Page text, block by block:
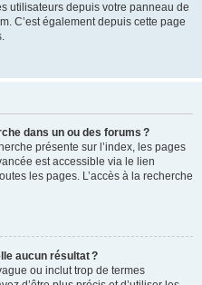
utilisateurs depuis votre panneau de
C’est également depuis cette page
dans un ou des forums ?
présente sur l’index, les pages
est accessible via le lien
les pages. L’accès à la recherche
aucun résultat ?
ou inclut trop de termes